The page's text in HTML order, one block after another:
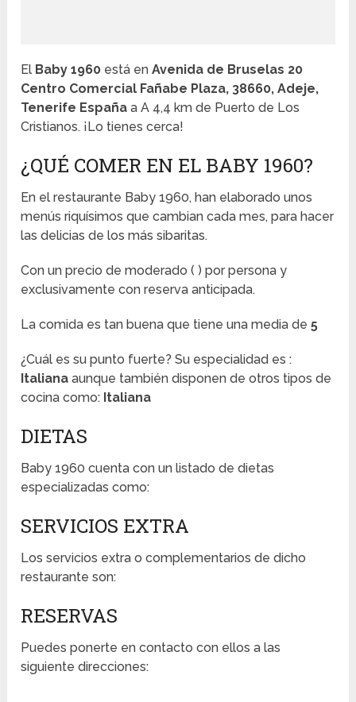
El Baby 1960 está enAvenida de Bruselas 20
Centro Comercial Fañabe Plaza, 38660, Adeje,
Tenerife España a A 4,4 km de Puerto de Los
Cristianos. ¡Lo tienes cerca!
¿QUÉ COMER EN EL BABY 1960?
En el restaurante Baby 1960, han elaborado unos
menús riquísimos que cambian cada mes, para hacer
las delicias de los más sibaritas.
Con un precio de moderado ( ) por persona y
exclusivamente con reserva anticipada.
La comida es tan buena que tiene una media de5
¿Cuál es su punto fuerte? Su especialidad es :
Italianaaunque también disponen de otros tipos de
cocina como: Italiana
DIETAS
Baby 1960 cuenta con un listado de dietas
especializadas como:
SERVICIOS EXTRA
Los servicios extra o complementarios de dicho
restaurante son:
RESERVAS
Puedes ponerte en contacto con ellos a las
siguiente direcciones: